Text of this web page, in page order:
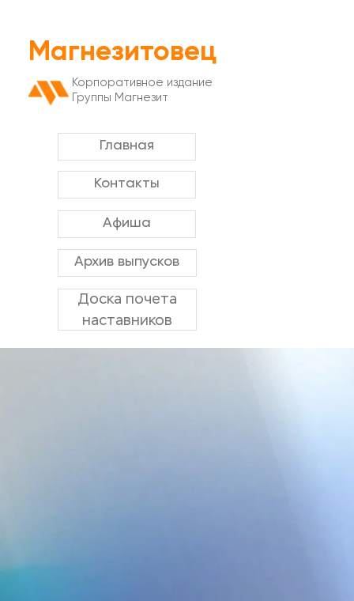
Контакты
Магнезитовец
Корпоративное издание
Группы Магнезит
Афиша
Главная
Архив выпусков
Доска почета
наставников